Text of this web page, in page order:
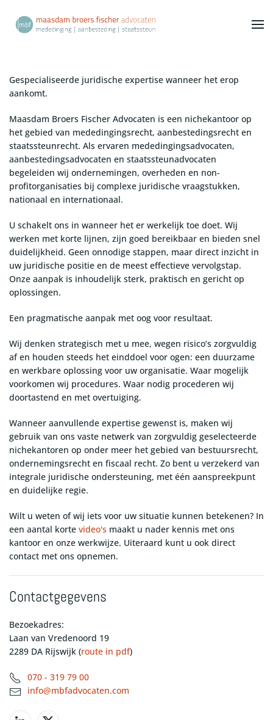
Terug naar hoofdinhoud
Gespecialiseerde juridische expertise wanneer het erop
aankomt.
Maasdam Broers Fischer Advocaten is een nichekantoor op
het gebied van mededingingsrecht, aanbestedingsrecht en
staatssteunrecht. Als ervaren mededingingsadvocaten,
aanbestedingsadvocaten en staatssteunadvocaten
begeleiden wij ondernemingen, overheden en non-
profitorganisaties bij complexe juridische vraagstukken,
nationaal en internationaal.
U schakelt ons in wanneer het er werkelijk toe doet. Wij
werken met korte lijnen, zijn goed bereikbaar en bieden snel
duidelijkheid. Geen onnodige stappen, maar direct inzicht in
uw juridische positie en de meest effectieve vervolgstap.
Onze aanpak is inhoudelijk sterk, praktisch en gericht op
oplossingen.
Een pragmatische aanpak met oog voor resultaat.
Wij denken strategisch met u mee, wegen risico’s zorgvuldig
af en houden steeds het einddoel voor ogen: een duurzame
en werkbare oplossing voor uw organisatie. Waar mogelijk
voorkomen wij procedures. Waar nodig procederen wij
doortastend en met overtuiging.
Wanneer aanvullende expertise gewenst is, maken wij
gebruik van ons vaste netwerk van zorgvuldig geselecteerde
nichekantoren op onder meer het gebied van bestuursrecht,
ondernemingsrecht en fiscaal recht. Zo bent u verzekerd van
integrale juridische ondersteuning, met één aanspreekpunt
en duidelijke regie.
Wilt u weten of wij iets voor uw situatie kunnen betekenen? In
een aantal korte video's maakt u nader kennis met ons
kantoor en onze werkwijze. Uiteraard kunt u ook direct
contact met ons opnemen.
Contactgegevens
Bezoekadres:
Laan van Vredenoord 19
2289 DA Rijswijk (route in pdf)
070 - 319 79 00
info@mbfadvocaten.com